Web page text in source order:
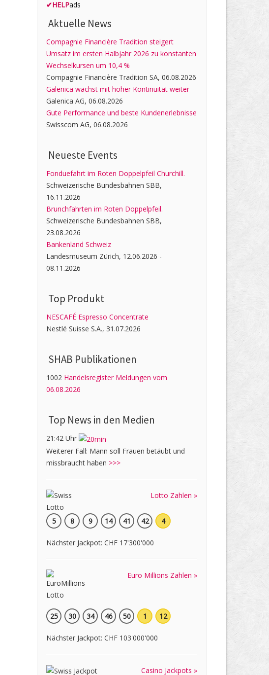
✔HELPads
Aktuelle News
Compagnie Financière Tradition steigert
Umsatz im ersten Halbjahr 2026 zu konstanten
Wechselkursen um 10,4 %
Compagnie Financière Tradition SA, 06.08.2026
Galenica wächst mit hoher Kontinuität weiter
Galenica AG, 06.08.2026
Gute Performance und beste Kundenerlebnisse
Swisscom AG, 06.08.2026
Neueste Events
Fonduefahrt im Roten Doppelpfeil Churchill.
Schweizerische Bundesbahnen SBB,
16.11.2026
Brunchfahrten im Roten Doppelpfeil.
Schweizerische Bundesbahnen SBB,
23.08.2026
Bankenland Schweiz
Landesmuseum Zürich, 12.06.2026 -
08.11.2026
Top Produkt
NESCAFÉ Espresso Concentrate
Nestlé Suisse S.A., 31.07.2026
SHAB Publi­kati­onen
1002 Handelsregister Meldungen vom
06.08.2026
Top News in den Medien
21:42 Uhr
Weiterer Fall: Mann soll Frauen betäubt und
missbraucht haben >>>
Lotto Zahlen »
5 8 9 14 41 42 4
Nächster Jackpot: CHF 17'300'000
Euro Millions Zahlen »
25 30 34 46 50 1 12
Nächster Jackpot: CHF 103'000'000
Casino Jackpots »